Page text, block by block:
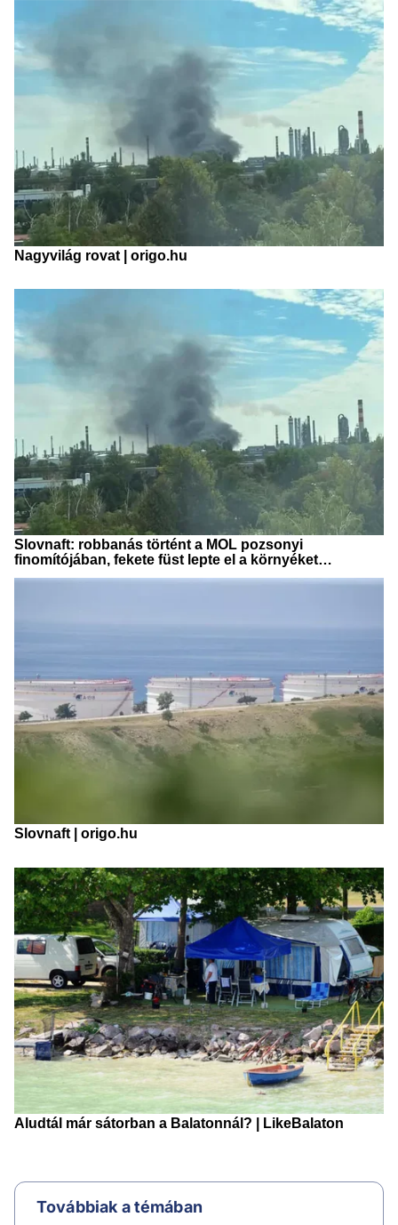
Továbbiak a témában